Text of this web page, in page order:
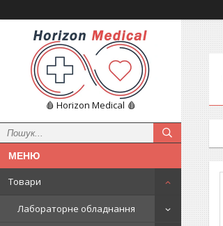
🩸 Horizon Medical 🩸
Товари
Лабораторне обладнання